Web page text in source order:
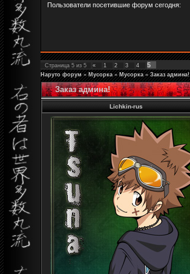
Пользователи посетившие форум сегодня:
Страница 5 из 5 « 1 2 3 4 5
Наруто форум » Мусорка » Мусорка » Заказ админа!
Заказ админа!
Lichkin-rus